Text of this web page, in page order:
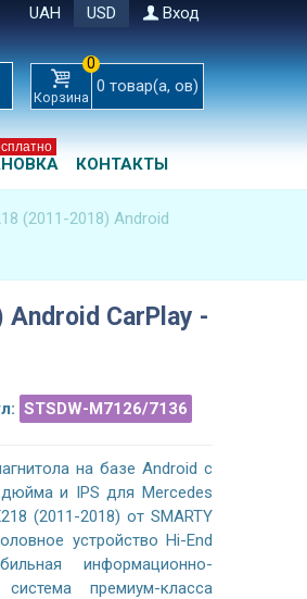
UAH USD Вход
Корзина
0
0 товар(а, ов)
КОНТАКТЫ
(2011-2018) Android
Android CarPlay -
STSDW-M7126/7136
на базе Android с
и IPS для Mercedes
(2011-2018) от SMARTY
устройство Hi-End
информационно-
система премиум-класса